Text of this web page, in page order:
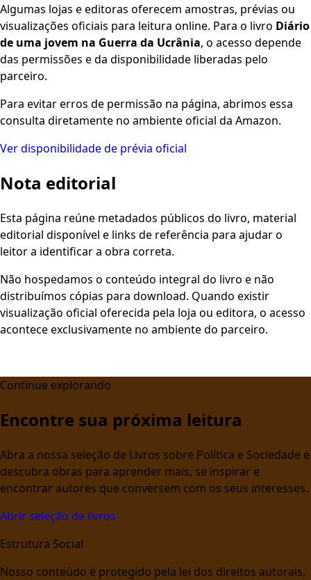
Algumas lojas e editoras oferecem amostras, prévias ou
visualizações oficiais para leitura online. Para o livro Diário
de uma jovem na Guerra da Ucrânia, o acesso depende
das permissões e da disponibilidade liberadas pelo
parceiro.
Para evitar erros de permissão na página, abrimos essa
consulta diretamente no ambiente oficial da Amazon.
Ver disponibilidade de prévia oficial
Nota editorial
Esta página reúne metadados públicos do livro, material
editorial disponível e links de referência para ajudar o
leitor a identificar a obra correta.
Não hospedamos o conteúdo integral do livro e não
distribuímos cópias para download. Quando existir
visualização oficial oferecida pela loja ou editora, o acesso
acontece exclusivamente no ambiente do parceiro.
Continue explorando
Encontre sua próxima leitura
Abra a nossa seleção de Livros sobre Política e Sociedade e
descubra obras para aprender mais, se inspirar e
encontrar autores que conversem com os seus interesses.
Abrir seleção de livros
Estrutura Social
Nosso conteúdo é protegido pela lei dos direitos autorais,